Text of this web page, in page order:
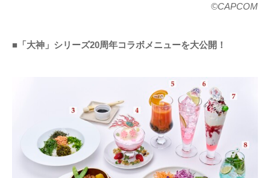
©CAPCOM
■「大神」シリーズ20周年コラボメニューを大公開！